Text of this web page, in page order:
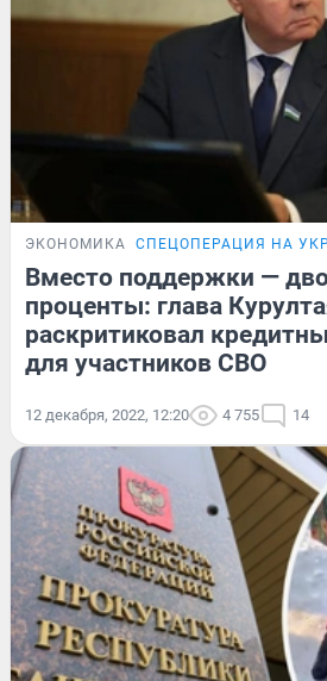
ЭКОНОМИКА СПЕЦОПЕРАЦИЯ НА
Вместо поддержки —
проценты: глава
раскритиковал
для участников СВО
12 декабря, 2022, 12:20 4 755 14